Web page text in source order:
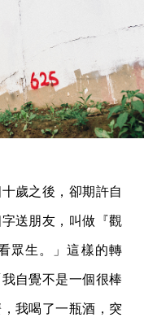
歲之後，卻期許自
送朋友，叫做『觀
眾生。」這樣的轉
自覺不是一個很棒
我喝了一瓶酒，突